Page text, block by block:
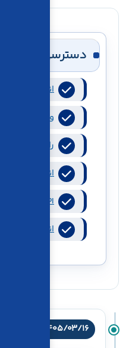
دسترسی سریع به
انتشار نسخه
ورود با گوگل
راه‌اندازی
انتشار
API ثبت فاکتور فروش
انتشار
۱۴۰۵/۰۳/۱۶